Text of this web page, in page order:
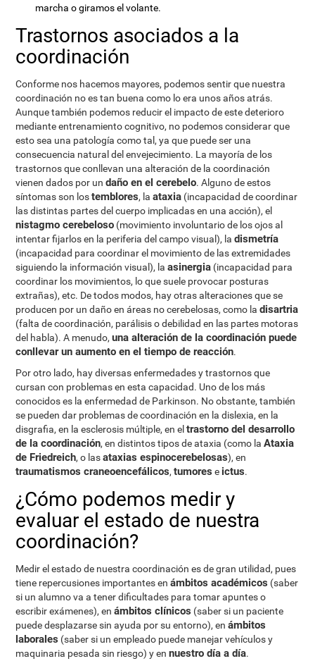
marcha o giramos el volante.
Trastornos asociados a la
coordinación
Conforme nos hacemos mayores, podemos sentir que nuestra
coordinación no es tan buena como lo era unos años atrás.
Aunque también podemos reducir el impacto de este deterioro
mediante entrenamiento cognitivo, no podemos considerar que
esto sea una patología como tal, ya que puede ser una
consecuencia natural del envejecimiento. La mayoría de los
trastornos que conllevan una alteración de la coordinación
vienen dados por undaño en el cerebelo. Alguno de estos
síntomas son lostemblores, laataxia (incapacidad de coordinar
las distintas partes del cuerpo implicadas en una acción), el
nistagmo cerebeloso (movimiento involuntario de los ojos al
intentar fijarlos en la periferia del campo visual), ladismetría
(incapacidad para coordinar el movimiento de las extremidades
siguiendo la información visual), laasinergia (incapacidad para
coordinar los movimientos, lo que suele provocar posturas
extrañas), etc. De todos modos, hay otras alteraciones que se
producen por un daño en áreas no cerebelosas, como ladisartria
(falta de coordinación, parálisis o debilidad en las partes motoras
del habla). A menudo,una alteración de la coordinación puede
conllevar un aumento en el tiempo de reacción.
Por otro lado, hay diversas enfermedades y trastornos que
cursan con problemas en esta capacidad. Uno de los más
conocidos es la enfermedad de Parkinson. No obstante, también
se pueden dar problemas de coordinación en la dislexia, en la
disgrafia, en la esclerosis múltiple, en eltrastorno del desarrollo
de la coordinación, en distintos tipos de ataxia (como laAtaxia
de Friedreich, o lasataxias espinocerebelosas), en
traumatismos craneoencefálicos,tumores e ictus.
¿Cómo podemos medir y
evaluar el estado de nuestra
coordinación?
Medir el estado de nuestra coordinación es de gran utilidad, pues
tiene repercusiones importantes enámbitos académicos (saber
si un alumno va a tener dificultades para tomar apuntes o
escribir exámenes), enámbitos clínicos (saber si un paciente
puede desplazarse sin ayuda por su entorno), enámbitos
laborales (saber si un empleado puede manejar vehículos y
maquinaria pesada sin riesgo) y ennuestro día a día.